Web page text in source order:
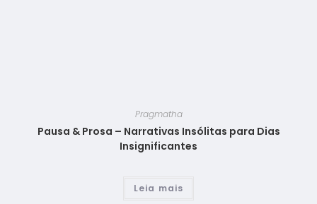
Pragmatha
Pausa & Prosa – Narrativas Insólitas para Dias
Insignificantes
Leia mais